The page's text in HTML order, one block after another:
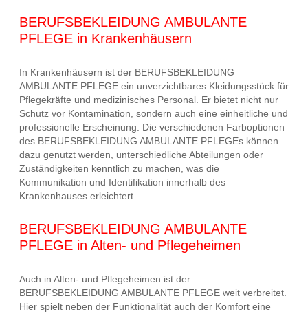
BERUFSBEKLEIDUNG AMBULANTE
PFLEGE in Krankenhäusern
In Krankenhäusern ist der BERUFSBEKLEIDUNG
AMBULANTE PFLEGE ein unverzichtbares Kleidungsstück für
Pflegekräfte und medizinisches Personal. Er bietet nicht nur
Schutz vor Kontamination, sondern auch eine einheitliche und
professionelle Erscheinung. Die verschiedenen Farboptionen
des BERUFSBEKLEIDUNG AMBULANTE PFLEGEs können
dazu genutzt werden, unterschiedliche Abteilungen oder
Zuständigkeiten kenntlich zu machen, was die
Kommunikation und Identifikation innerhalb des
Krankenhauses erleichtert.
BERUFSBEKLEIDUNG AMBULANTE
PFLEGE in Alten- und Pflegeheimen
Auch in Alten- und Pflegeheimen ist der
BERUFSBEKLEIDUNG AMBULANTE PFLEGE weit verbreitet.
Hier spielt neben der Funktionalität auch der Komfort eine